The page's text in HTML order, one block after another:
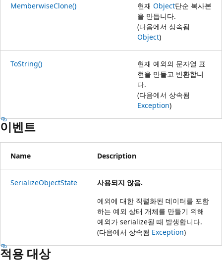
MemberwiseClone() 현재 Object단순 복사본
을 만듭니다.
(다음에서 상속됨
Object)
ToString()
현재 예외의 문자열 표
현을 만들고 반환합니
다.
(다음에서 상속됨
Exception)
이벤트
Name Description
SerializeObjectState
사용되지 않음.
예외에 대한 직렬화된 데이터를 포함
하는 예외 상태 개체를 만들기 위해
예외가 serialize될 때 발생합니다.
(다음에서 상속됨 Exception)
적용 대상